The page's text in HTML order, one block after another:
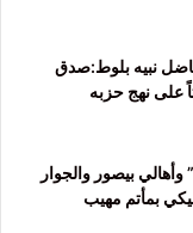
نبيه بلوط:صدق
على نهج حزبه
بيصور والجوار
بمأتم مهيب